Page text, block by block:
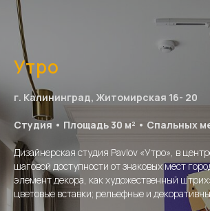
Утро
г. Калининград, Житомирская 16- 20
Студия • Площадь 30 м² • Спальных
Дизайнерская студия Pavlov «Утро», в
шаговой доступности от знаковых мест
элемент декора, как художественный
цветовые вставки; рельефные и